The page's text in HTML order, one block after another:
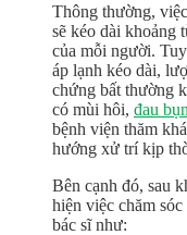
Thông thường,
sẽ kéo dài khoảng
của mỗi người.
áp lạnh kéo dài,
chứng bất thường
có mùi hôi, đau
bệnh viện thăm
hướng xử trí kịp
Bên cạnh đó, sau
hiện việc chăm
bác sĩ như: